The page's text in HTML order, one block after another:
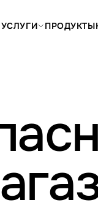
УСЛУГИ ПРОДУКТЫ